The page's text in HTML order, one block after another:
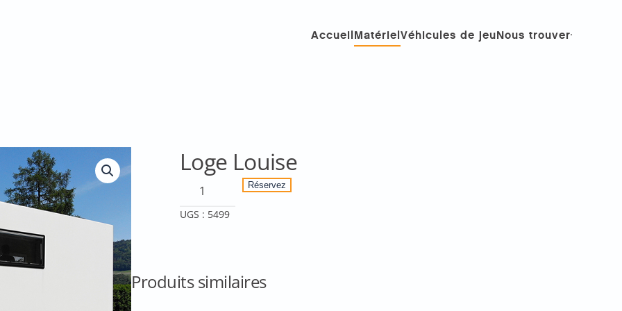
AccueilMatérielVéhicules de jeuNous trouver
Loge Louise
quantité
Loge
Réservez
UGS : 5499
Produits similaires